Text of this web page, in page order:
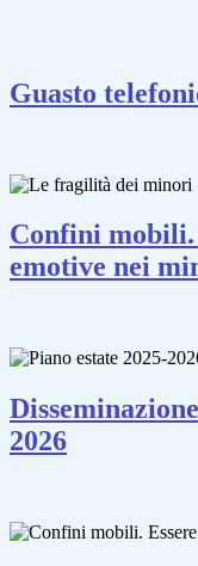
Guasto
Confini
emotive nei
2026